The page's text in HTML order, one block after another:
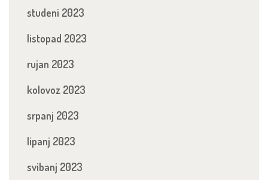
studeni 2023
listopad 2023
rujan 2023
kolovoz 2023
srpanj 2023
lipanj 2023
svibanj 2023